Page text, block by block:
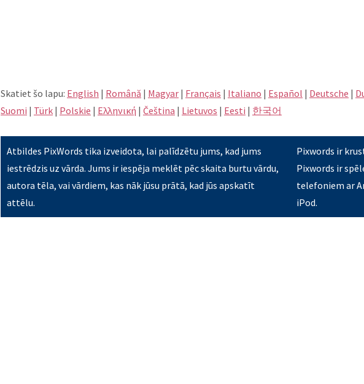
Skatiet šo lapu: English | Română | Magyar | Français | Italiano | Español | Deutsche |
Suomi | Türk | Polskie | Eλληνική | Čeština | Lietuvos | Eesti | 한국어
Atbildes PixWords tika izveidota, lai palīdzētu jums, kad jums
iestrēdzis uz vārda. Jums ir iespēja meklēt pēc skaita burtu vārdu,
autora tēla, vai vārdiem, kas nāk jūsu prātā, kad jūs apskatīt
attēlu.
Pixwords ir
Pixwords ir
telefoniem ar
iPod.